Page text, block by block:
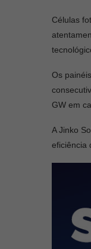
Células
Os
GW em
A Jinko
eficiência